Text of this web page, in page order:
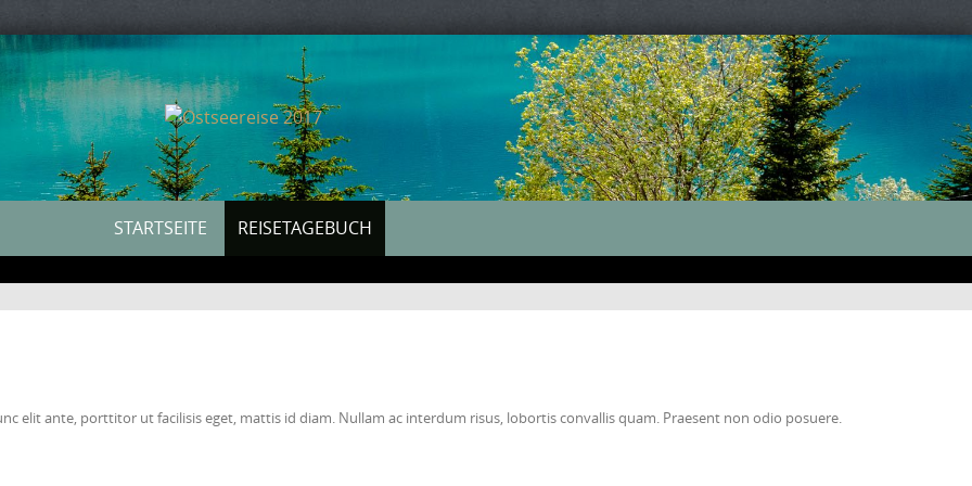
STARTSEITE
REISETAGEBUCH
elit ante, porttitor ut facilisis eget, mattis id diam. Nullam ac interdum risus, lobortis convallis quam. Praesent non odio posuere.